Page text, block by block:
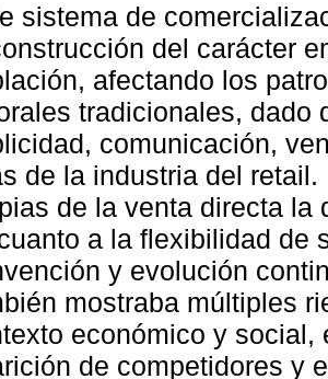
sistema de
del carácter
afectando los
tradicionales, dado
comunicación,
de la industria del
de la venta directa la
a la flexibilidad de
y evolución
mostraba múltiples
económico y
de competidores y